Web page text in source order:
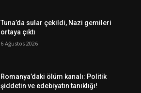
Tuna’da sular çekildi, Nazi gemileri
ortaya çıktı
6 Ağustos 2026
Romanya’daki ölüm kanalı: Politik
şiddetin ve edebiyatın tanıklığı!